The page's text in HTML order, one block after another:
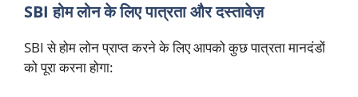
SBI होम लोन के लिए पात्रता और दस्तावेज़
SBI से होम लोन प्राप्त करने के लिए आपको कुछ पात्रता मानदंडों
को पूरा करना होगा: